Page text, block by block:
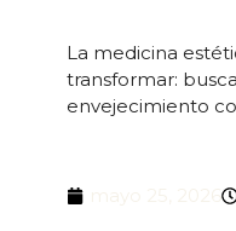
La medicina
transformar:
envejecimiento